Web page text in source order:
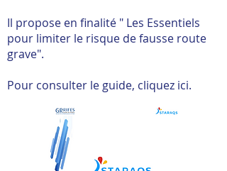
Il propose en finalité " Les Essentiels
pour limiter le risque de fausse route
grave".
Pour consulter le guide, cliquez ici.